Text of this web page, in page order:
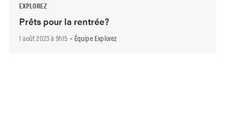
EXPLOREZ
Prêts pour la rentrée?
1 août 2023 à 9h15 - Équipe Explorez